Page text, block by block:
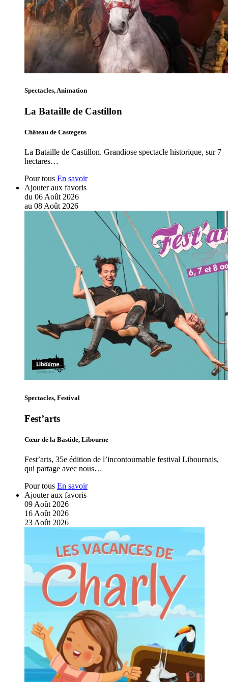
Spectacles, Animation
La Bataille de Castillon
Château de Castegens
La Bataille de Castillon. Grandiose spectacle historique, sur 7
hectares…
Pour tous En savoir
Ajouter aux favoris
du 06Août 2026
au 08Août 2026
Spectacles, Festival
Fest’arts
Cœur de la Bastide, Libourne
Fest’arts, 35e édition de l’incontournable festival Libournais,
qui partage avec nous…
Pour tous En savoir
Ajouter aux favoris
09 Août 2026
16 Août 2026
23 Août 2026